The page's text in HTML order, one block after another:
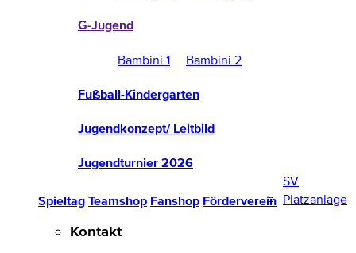
G-Jugend
Bambini 1 Bambini 2
Fußball-Kindergarten
Jugendkonzept/ Leitbild
Jugendturnier 2026
Spieltag Teamshop Fanshop Förderverein
SV
Platzanlage
Kontakt